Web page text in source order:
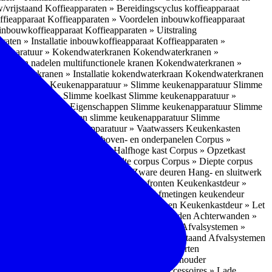
vrijstaand Koffieapparaten » Bereidingscyclus koffieapparaat
Koffieapparaten » Voordelen inbouwkoffieapparaat
Koffieapparaten » Uitstraling
» Installatie inbouwkoffieapparaat Koffieapparaten »
» Kokendwaterkranen Kokendwaterkranen »
en nadelen multifunctionele kranen Kokendwaterkranen »
» Installatie kokendwaterkraan Kokendwaterkranen
» OvensKeukenapparatuur » Slimme keukenapparatuur Slimme
» Slimme koelkast Slimme keukenapparatuur »
» Eigenschappen Slimme keukenapparatuur Slimme
» Nadelen slimme keukenapparatuur Slimme
Keukenapparatuur » Vaatwassers Keukenkasten
Corpus » Buitenkant zij-, boven- en onderpanelen Corpus »
Corpus » Halfhoge kast Corpus » Opzetkast
Corpus » Breedte corpus Corpus » Diepte corpus
Hang- en sluitwerk » Zware deuren Hang- en sluitwerk
» Soorten deur- en ladefronten Keukenkastdeur »
Keukenkastdeur » Afmetingen keukendeur
Keukenkastdeur » Deurgrepen Keukenkastdeur » Let
Achterwanden » Nadelen achterwanden Achterwanden »
Afvalsystemen »
Afvalsystemen » Vrijstaand Afvalsystemen
Inbouwaccessoires » Soorten
Inbouwaccessoires » Handdoekhouder